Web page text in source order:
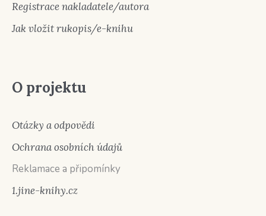
Registrace nakladatele/autora
Jak vložit rukopis/e-knihu
O projektu
Otázky a odpovědi
Ochrana osobních údajů
Reklamace a připomínky
1.jine-knihy.cz